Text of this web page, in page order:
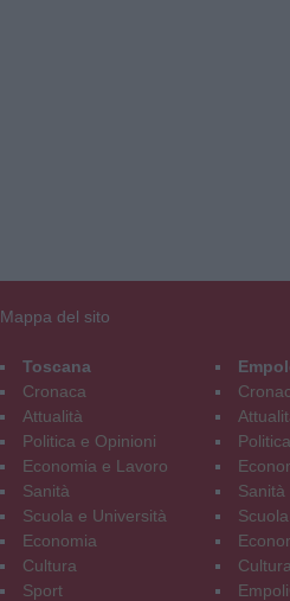
Mappa del sito
Toscana
Cronaca
Attualità
Politica e Opinioni
Economia e Lavoro
Sanità
Scuola e Università
Economia
Cultura
Sport
Sanità
Cultura